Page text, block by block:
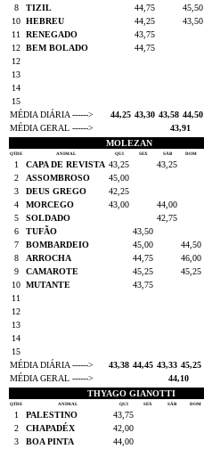
8
TIZIL 44,75 45,50
10 HEBREU 44,25 43,50
11
RENEGADO
43,75
12 BEM BOLADO
44,75
12
13
14
15
MÉDIA DIÁRIA ------>
44,25 43,30 43,58 44,50
MÉDIA GERAL ------>
43,91
MOLEZAN
QTDE ANIMAL QUI SEX SÁB DOM
1 CAPA DE REVISTA 43,25 43,25
2
ASSOMBROSO
45,00
3
DEUS GREGO
42,25
4
MORCEGO 43,00 44,00
5
SOLDADO
42,75
6
TUFÃO
43,50
7
BOMBARDEIO 45,00 44,50
8
ARROCHA 44,75 46,00
9
CAMAROTE 45,25 45,25
10 MUTANTE
43,75
11
12
13
14
15
MÉDIA DIÁRIA ------>
43,38 44,45 43,33 45,25
MÉDIA GERAL ------>
44,10
THYAGO GIANOTTI
QTDE ANIMAL QUI SEX SÁB DOM
1 PALESTINO
43,75
2
CHAPADÉX
42,00
3
BOA PINTA
44,00